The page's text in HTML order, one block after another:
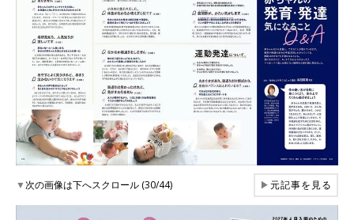
▼次の画像は下へスクロール (30/44) ▶元記事を見る